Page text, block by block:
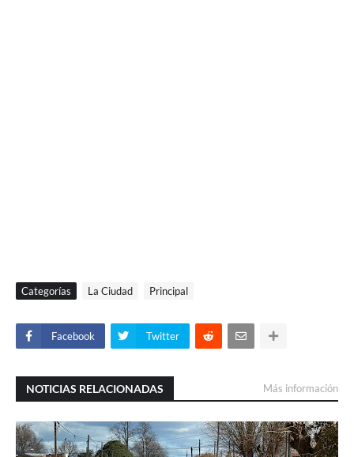
Categorías La Ciudad Principal
Facebook Twitter
NOTICIAS RELACIONADAS Más información